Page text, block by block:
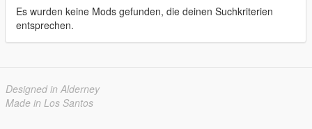
Es wurden keine Mods gefunden, die deinen Suchkriterien
entsprechen.
Designed in Alderney
Made in Los Santos